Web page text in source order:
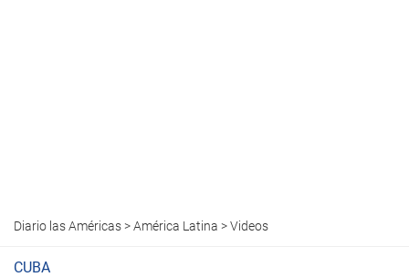
Diario las Américas>América Latina >Videos
CUBA